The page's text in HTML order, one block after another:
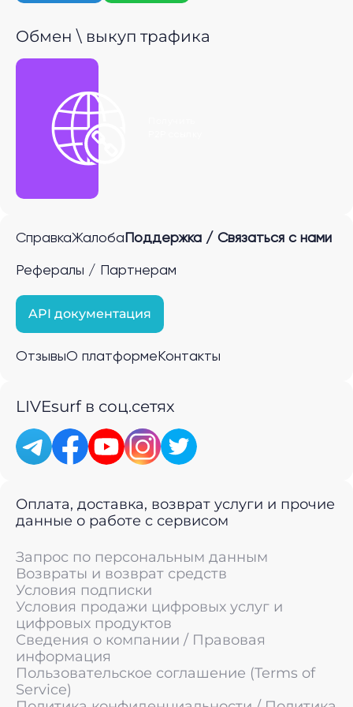
Обмен \ выкуп трафика
СправкаЖалоба Поддержка / Связаться с нами
Рефералы / Партнерам
API документация
ОтзывыО платформе Контакты
LIVEsurf в соц.сетях
Оплата, доставка, возврат услуги и прочие
данные о работе с сервисом
Запрос по персональным данным
Возвраты и возврат средств
Условия подписки
Условия продажи цифровых услуг и
цифровых продуктов
Сведения о компании / Правовая
информация
Пользовательское соглашение (Terms of
Service)